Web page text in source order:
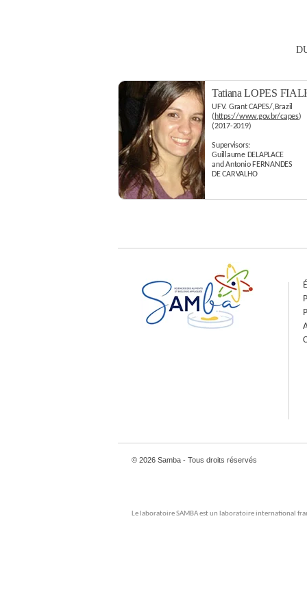
Tatiana LOPES
UFV. Grant CAPES/,Brazil
( https://www.gov.br/capes)
(2017-2019)
Supervisors:
Guillaume DELAPLACE
and Antonio FERNANDES
DE CARVALHO
© 2026 Samba - Tous droits réservés
Le laboratoire SAMBA est un laboratoire international